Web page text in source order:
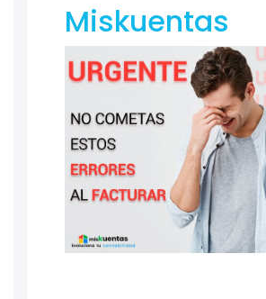
Miskuentas